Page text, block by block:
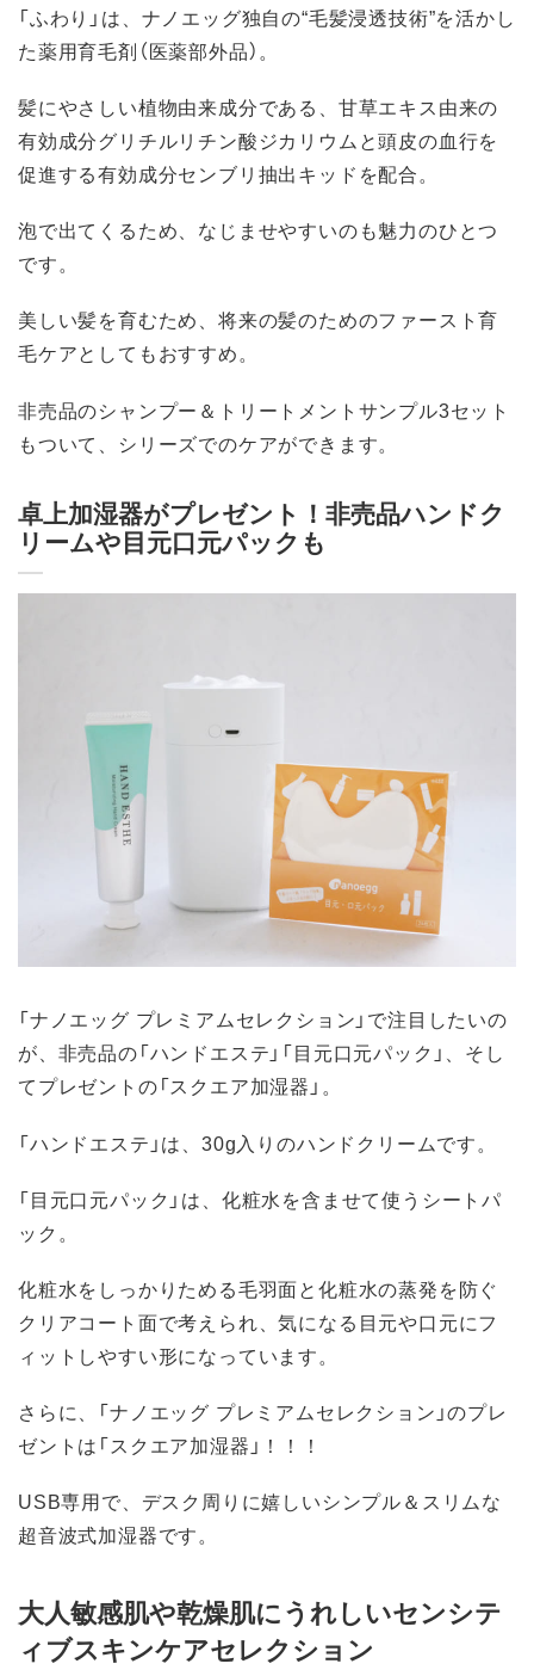
「ふわり」は、ナノエッグ独自の“毛髪浸透技術”を活かし
た薬用育毛剤（医薬部外品）。
髪にやさしい植物由来成分である、甘草エキス由来の
有効成分グリチルリチン酸ジカリウムと頭皮の血行を
促進する有効成分センブリ抽出キッドを配合。
泡で出てくるため、なじませやすいのも魅力のひとつ
です。
美しい髪を育むため、将来の髪のためのファースト育
毛ケアとしてもおすすめ。
非売品のシャンプー＆トリートメントサンプル3セット
もついて、シリーズでのケアができます。
卓上加湿器がプレゼント！非売品ハンドク
リームや目元口元パックも
「ナノエッグ プレミアムセレクション」で注目したいの
が、非売品の「ハンドエステ」「目元口元パック」、そし
てプレゼントの「スクエア加湿器」。
「ハンドエステ」は、30g入りのハンドクリームです。
「目元口元パック」は、化粧水を含ませて使うシートパ
ック。
化粧水をしっかりためる毛羽面と化粧水の蒸発を防ぐ
クリアコート面で考えられ、気になる目元や口元にフ
ィットしやすい形になっています。
さらに、「ナノエッグ プレミアムセレクション」のプレ
ゼントは「スクエア加湿器」！！！
USB専用で、デスク周りに嬉しいシンプル＆スリムな
超音波式加湿器です。
大人敏感肌や乾燥肌にうれしいセンシテ
ィブスキンケアセレクション